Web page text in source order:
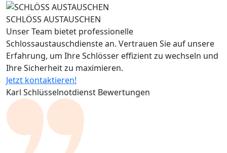
SCHLÖSS AUSTAUSCHEN
Unser Team bietet professionelle
Schlossaustauschdienste an. Vertrauen Sie auf unsere
Erfahrung, um Ihre Schlösser effizient zu wechseln und
Ihre Sicherheit zu maximieren.
Jetzt kontaktieren!
Karl Schlüsselnotdienst Bewertungen